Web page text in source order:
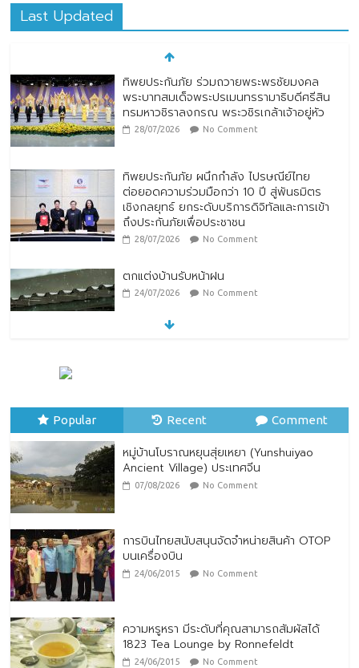
Last Updated
ทิพยประกันภัย ร่วมถวายพระพรชัยมงคล
พระบาทสมเด็จพระปรเมนทรรามาธิบดีศรีสิน
ทรมหาวชิราลงกรณ พระวชิรเกล้าเจ้าอยู่หัว
28/07/2026 No Comment
ทิพยประกันภัย ผนึกกำลัง ไปรษณีย์ไทย
ต่อยอดความร่วมมือกว่า 10 ปี สู่พันธมิตร
เชิงกลยุทธ์ ยกระดับบริการดิจิทัลและการเข้า
ถึงประกันภัยเพื่อประชาชน
28/07/2026 No Comment
ตกแต่งบ้านรับหน้าฝน
24/07/2026 No Comment
Popular Recent Comment
หมู่บ้านโบราณหยุนสุ่ยเหยา (Yunshuiyao
Ancient Village) ประเทศจีน
07/08/2026 No Comment
การบินไทยสนับสนุนจัดจำหน่ายสินค้า OTOP
บนเครื่องบิน
24/06/2015 No Comment
ความหรูหรา มีระดับที่คุณสามารถสัมผัสได้
1823 Tea Lounge by Ronnefeldt
24/06/2015 No Comment